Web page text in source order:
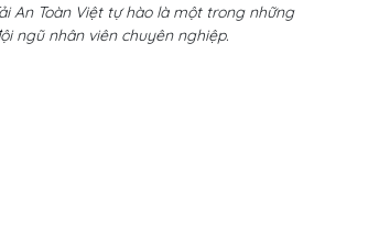
An Toàn Việt tự hào là một trong những
ngũ nhân viên chuyên nghiệp.